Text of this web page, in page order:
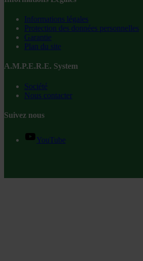
Informations légales
Protection des données personnelles
Garantie
Plan du site
A.M.P.E.R.E. System
Société
Nous contacter
Suivez nous
YouTube